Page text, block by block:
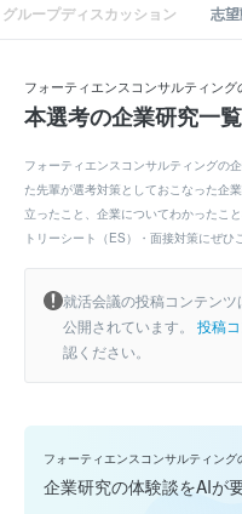
グループディスカッション 志
フォーティエンスコンサルティング
本選考の企業研究一覧
フォーティエンスコンサルティングの
た先輩が選考対策としておこなった企
立ったこと、企業についてわかったこ
トリーシート（ES）・面接対策にぜひ
就活会議の投稿コンテン
公開されています。 投稿
認ください。
フォーティエンスコンサルティング
企業研究の体験談をAIが